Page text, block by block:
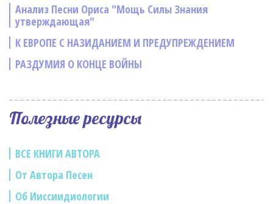
Анализ Песни Ориса "Мощь Силы Знания
утверждающая"
К ЕВРОПЕ С НАЗИДАНИЕМ И ПРЕДУПРЕЖДЕНИЕМ
РАЗДУМИЯ О КОНЦЕ ВОЙНЫ
Полезные ресурсы
ВСЕ КНИГИ АВТОРА
От Автора Песен
Об Ииссиидиологии